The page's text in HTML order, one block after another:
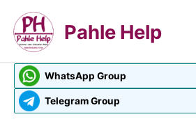
content
Pahle Help
WhatsApp Group
Telegram Group